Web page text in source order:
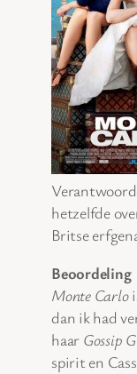
hetzelfde
Britse
Beoordeling
Monte Carlo
dan ik had
haar Gossip
spirit en